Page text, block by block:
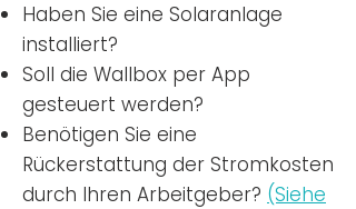
Haben Sie eine Solaranlage
installiert?
Soll die Wallbox per App
gesteuert werden?
Benötigen Sie eine
Rückerstattung der Stromkosten
durch Ihren Arbeitgeber? (Siehe